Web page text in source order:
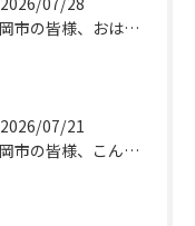
静岡市の皆様、おはようございます。
2026/07/21
静岡市の皆様、こんにちは！